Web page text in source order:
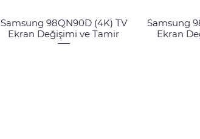
Hızlı Bakış
Samsung 98QN90D (4K) TV
Ekran Değişimi ve Tamir
Samsung
Ekran